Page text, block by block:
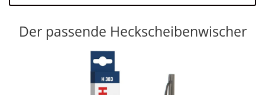
Der passende Heckscheibenwischer